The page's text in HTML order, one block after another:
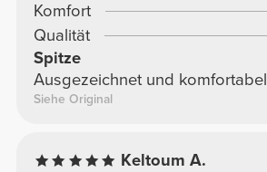
Komfort
Qualität
Spitze
Ausgezeichnet und komfortabel
Siehe Original
Keltoum A.